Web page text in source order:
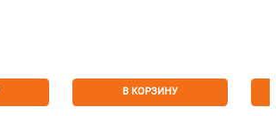
В КОРЗИНУ